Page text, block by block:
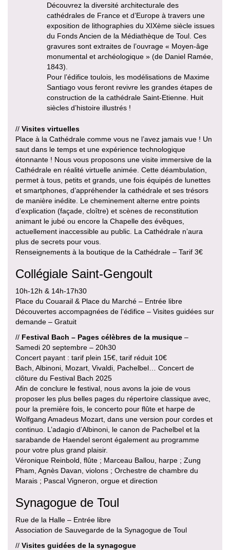
Découvrez la diversité architecturale des
cathédrales de France et d’Europe à travers une
exposition de lithographies du XIXème siècle issues
du Fonds Ancien de la Médiathèque de Toul. Ces
gravures sont extraites de l’ouvrage « Moyen-âge
monumental et archéologique » (de Daniel Ramée,
1843).
Pour l’édifice toulois, les modélisations de Maxime
Santiago vous feront revivre les grandes étapes de
construction de la cathédrale Saint-Etienne. Huit
siècles d’histoire illustrés !
// Visites virtuelles
Place à la Cathédrale comme vous ne l’avez jamais vue ! Un
saut dans le temps et une expérience technologique
étonnante ! Nous vous proposons une visite immersive de la
Cathédrale en réalité virtuelle animée. Cette déambulation,
permet à tous, petits et grands, une fois équipés de lunettes
et smartphones, d’appréhender la cathédrale et ses trésors
de manière inédite. Le cheminement alterne entre points
d’explication (façade, cloître) et scènes de reconstitution
animant le jubé ou encore la Chapelle des évêques,
actuellement inaccessible au public. La Cathédrale n’aura
plus de secrets pour vous.
Renseignements à la boutique de la Cathédrale – Tarif 3€
Collégiale Saint-Gengoult
10h-12h & 14h-17h30
Place du Couarail & Place du Marché – Entrée libre
Découvertes accompagnées de l’édifice – Visites guidées sur
demande – Gratuit
// Festival Bach – Pages célèbres de la musique –
Samedi 20 septembre – 20h30
Concert payant : tarif plein 15€, tarif réduit 10€
Bach, Albinoni, Mozart, Vivaldi, Pachelbel… Concert de
clôture du Festival Bach 2025
Afin de conclure le festival, nous avons la joie de vous
proposer les plus belles pages du répertoire classique avec,
pour la première fois, le concerto pour flûte et harpe de
Wolfgang Amadeus Mozart, dans une version pour cordes et
continuo. L’adagio d’Albinoni, le canon de Pachelbel et la
sarabande de Haendel seront également au programme
pour votre plus grand plaisir.
Véronique Reinbold, flûte ; Marceau Ballou, harpe ; Zung
Pham, Agnès Davan, violons ; Orchestre de chambre du
Marais ; Pascal Vigneron, orgue et direction
Synagogue de Toul
Rue de la Halle – Entrée libre
Association de Sauvegarde de la Synagogue de Toul
// Visites guidées de la synagogue